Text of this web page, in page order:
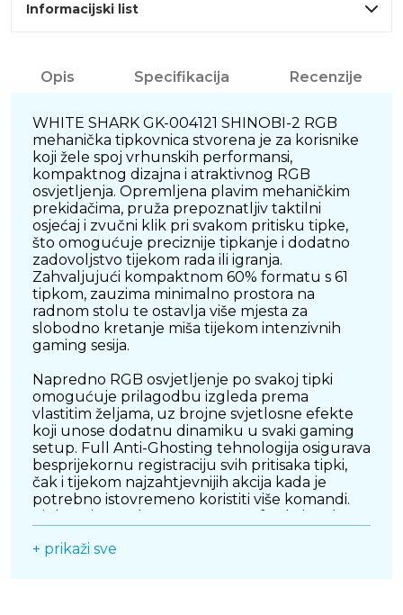
Informacijski list
Opis Specifikacija Recenzije
WHITE SHARK GK-004121 SHINOBI-2 RGB
mehanička tipkovnica stvorena je za korisnike
koji žele spoj vrhunskih performansi,
kompaktnog dizajna i atraktivnog RGB
osvjetljenja. Opremljena plavim mehaničkim
prekidačima, pruža prepoznatljiv taktilni
osjećaj i zvučni klik pri svakom pritisku tipke,
što omogućuje preciznije tipkanje i dodatno
zadovoljstvo tijekom rada ili igranja.
Zahvaljujući kompaktnom 60% formatu s 61
tipkom, zauzima minimalno prostora na
radnom stolu te ostavlja više mjesta za
slobodno kretanje miša tijekom intenzivnih
gaming sesija.
Napredno RGB osvjetljenje po svakoj tipki
omogućuje prilagodbu izgleda prema
vlastitim željama, uz brojne svjetlosne efekte
koji unose dodatnu dinamiku u svaki gaming
setup. Full Anti-Ghosting tehnologija osigurava
besprijekornu registraciju svih pritisaka tipki,
čak i tijekom najzahtjevnijih akcija kada je
potrebno istovremeno koristiti više komandi.
prekidača bez lemljenja i dodatnu
+ prikaži sve